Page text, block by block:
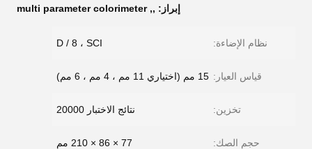
إبراز: ,
,
multi parameter colorimeter
نظام الإضاءة: D / 8 ، SCI
قياس العيار: 15 مم (اختياري 11 مم ، 4 مم ، 6 مم)
تخزين: نتائج الاختبار 20000
حجم الصك: 77 × 86 × 210 مم